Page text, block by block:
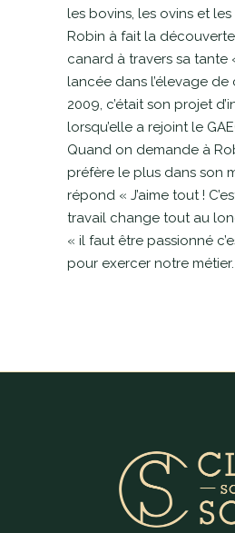
les bovins, les ovins et
Robin à fait la
canard à travers sa tante
lancée dans l’élevage de
2009, c’était son projet
lorsqu’elle a rejoint le
Quand on demande à
préfère le plus dans son
répond « J’aime tout !
travail change tout au
« il faut être passionné
pour exercer notre